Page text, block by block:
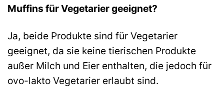
Muffins für Vegetarier geeignet?
Ja, beide Produkte sind für Vegetarier
geeignet, da sie keine tierischen Produkte
außer Milch und Eier enthalten, die jedoch für
ovo-lakto Vegetarier erlaubt sind.